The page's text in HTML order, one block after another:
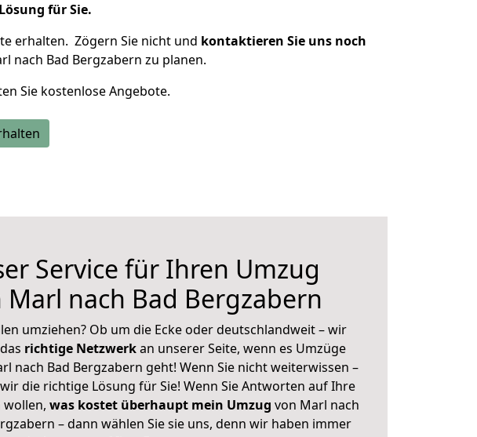
für Sie.
erhalten. Zögern Sie nicht und kontaktieren Sie uns noch
nach Bad Bergzabern zu planen.
Sie kostenlose Angebote.
Service für Ihren Umzug
Marl nach Bad Bergzabern
umziehen? Ob um die Ecke oder deutschlandweit – wir
richtige Netzwerkan unserer Seite, wenn es Umzüge
nach Bad Bergzabern geht! Wenn Sie nicht weiterwissen –
die richtige Lösung für Sie! Wenn Sie Antworten auf Ihre
wollen, was kostet überhaupt mein Umzug von Marl nach
– dann wählen Sie sie uns, denn wir haben immer